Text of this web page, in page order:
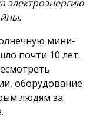
электроэнергию
мини-
почти 10 лет.
оборудование
людям за